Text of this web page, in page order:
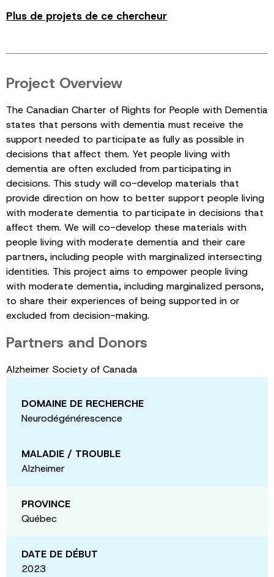
Plus de projets de ce chercheur
Project Overview
The Canadian Charter of Rights for People with Dementia
states that persons with dementia must receive the
support needed to participate as fully as possible in
decisions that affect them. Yet people living with
dementia are often excluded from participating in
decisions. This study will co-develop materials that
provide direction on how to better support people living
with moderate dementia to participate in decisions that
affect them. We will co-develop these materials with
people living with moderate dementia and their care
partners, including people with marginalized intersecting
identities. This project aims to empower people living
with moderate dementia, including marginalized persons,
to share their experiences of being supported in or
excluded from decision-making.
Partners and Donors
Alzheimer Society of Canada
DOMAINE DE RECHERCHE
Neurodégénérescence
MALADIE / TROUBLE
Alzheimer
PROVINCE
Québec
DATE DE DÉBUT
2023